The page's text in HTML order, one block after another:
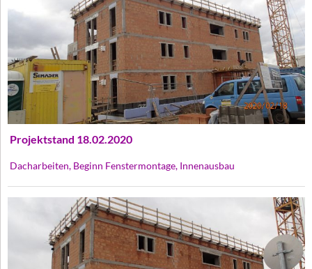
Projektstand 18.02.2020
Dacharbeiten, Beginn Fenstermontage, Innenausbau